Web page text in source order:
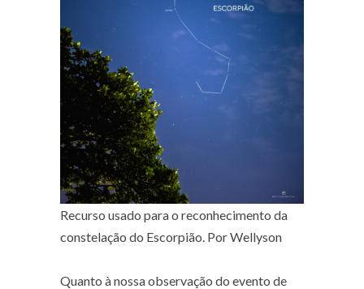
Recurso usado para o reconhecimento da
constelação do Escorpião. Por Wellyson
Quanto à nossa observação do evento de